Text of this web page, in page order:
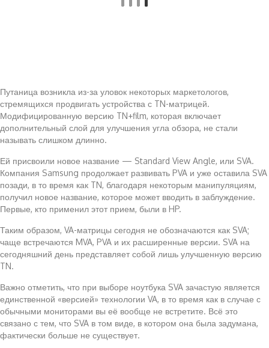
Путаница возникла из-за уловок некоторых маркетологов,
стремящихся продвигать устройства с TN-матрицей.
Модифицированную версию TN+film, которая включает
дополнительный слой для улучшения угла обзора, не стали
называть слишком длинно.
Ей присвоили новое название — Standard View Angle, или SVA.
Компания Samsung продолжает развивать PVA и уже оставила SVA
позади, в то время как TN, благодаря некоторым манипуляциям,
получил новое название, которое может вводить в заблуждение.
Первые, кто применил этот прием, были в HP.
Таким образом, VA-матрицы сегодня не обозначаются как SVA;
чаще встречаются MVA, PVA и их расширенные версии. SVA на
сегодняшний день представляет собой лишь улучшенную версию
TN.
Важно отметить, что при выборе ноутбука SVA зачастую является
единственной «версией» технологии VA, в то время как в случае с
обычными мониторами вы её вообще не встретите. Всё это
связано с тем, что SVA в том виде, в котором она была задумана,
фактически больше не существует.